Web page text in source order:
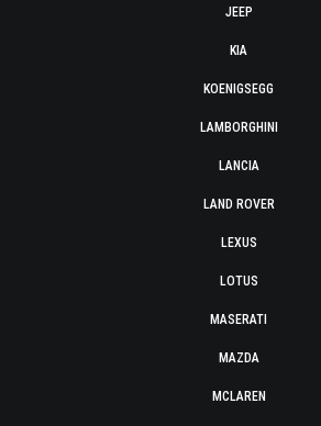
JEEP
KIA
KOENIGSEGG
LAMBORGHINI
LANCIA
LAND ROVER
LEXUS
LOTUS
MASERATI
MAZDA
MCLAREN